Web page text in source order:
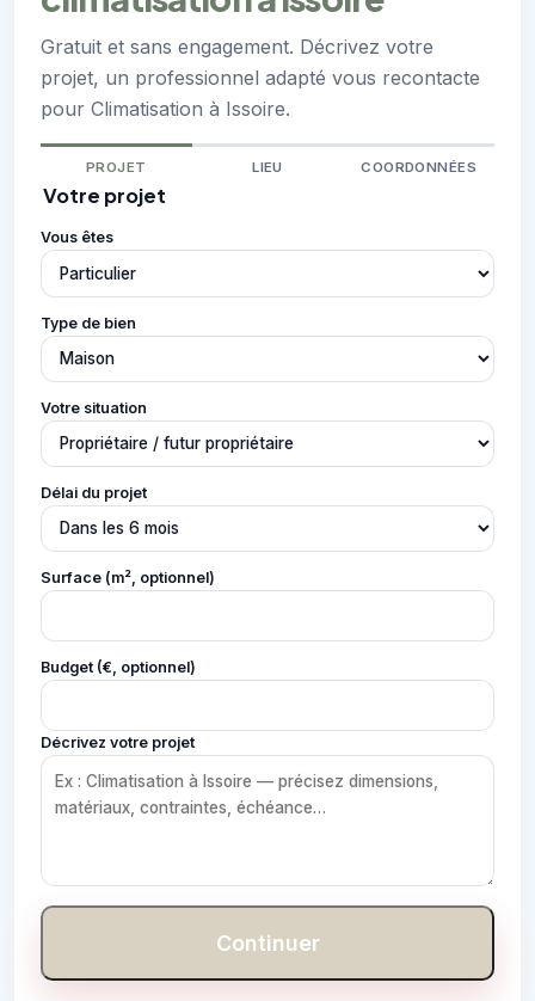
Gratuit et sans engagement. Décrivez votre
projet, un professionnel adapté vous recontacte
pour Climatisation à Issoire.
PROJET LIEU COORDONNÉES
Votre projet
Vous êtes
Type de bien
Votre situation
Délai du projet
Surface (m², optionnel)
Budget (€, optionnel)
Décrivez votre projet
Continuer